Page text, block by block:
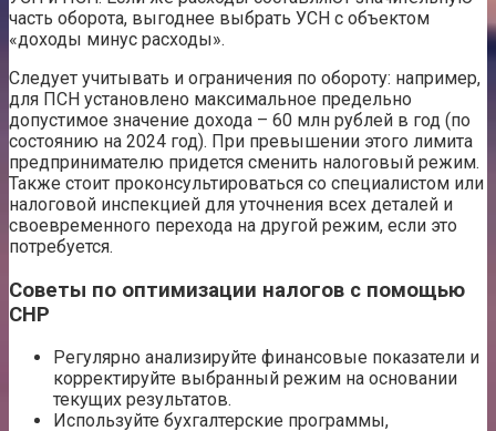
часть оборота, выгоднее выбрать УСН с объектом
«доходы минус расходы».
Следует учитывать и ограничения по обороту: например,
для ПСН установлено максимальное предельно
допустимое значение дохода – 60 млн рублей в год (по
состоянию на 2024 год). При превышении этого лимита
предпринимателю придется сменить налоговый режим.
Также стоит проконсультироваться со специалистом или
налоговой инспекцией для уточнения всех деталей и
своевременного перехода на другой режим, если это
потребуется.
Советы по оптимизации налогов с помощью
СНР
Регулярно анализируйте финансовые показатели и
корректируйте выбранный режим на основании
текущих результатов.
Используйте бухгалтерские программы,